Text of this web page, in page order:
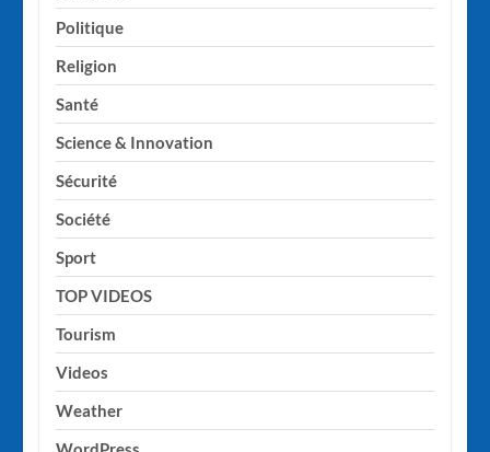
Politique
Religion
Santé
Science & Innovation
Sécurité
Société
Sport
TOP VIDEOS
Tourism
Videos
Weather